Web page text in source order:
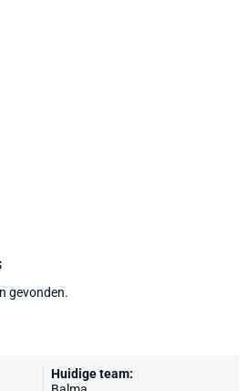
gevonden.
Huidige team: